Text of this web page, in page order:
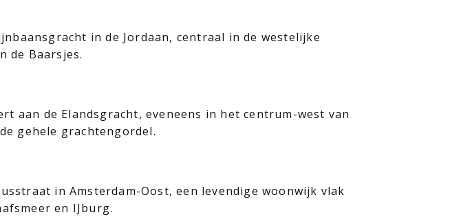
in de Jordaan, centraal in de westelijke
de Baarsjes.
aan de Elandsgracht, eveneens in het centrum-west van
gehele grachtengordel.
in Amsterdam-Oost, een levendige woonwijk vlak
en IJburg.